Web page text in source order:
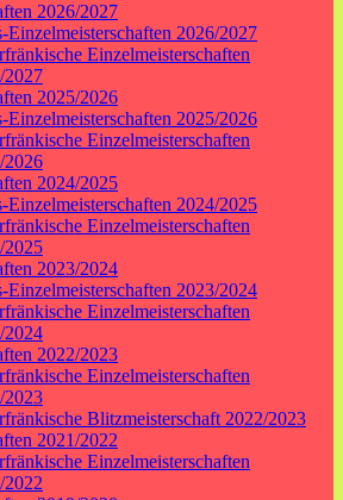
2026/2027
Einzelmeisterschaften 2026/2027
Einzelmeisterschaften
2027
2025/2026
Einzelmeisterschaften 2025/2026
Einzelmeisterschaften
2026
2024/2025
Einzelmeisterschaften 2024/2025
Einzelmeisterschaften
2025
2023/2024
Einzelmeisterschaften 2023/2024
Einzelmeisterschaften
2024
2022/2023
Einzelmeisterschaften
2023
Blitzmeisterschaft 2022/2023
2021/2022
Einzelmeisterschaften
2022